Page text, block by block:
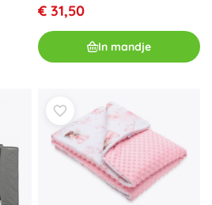
€ 31,50
In mandje